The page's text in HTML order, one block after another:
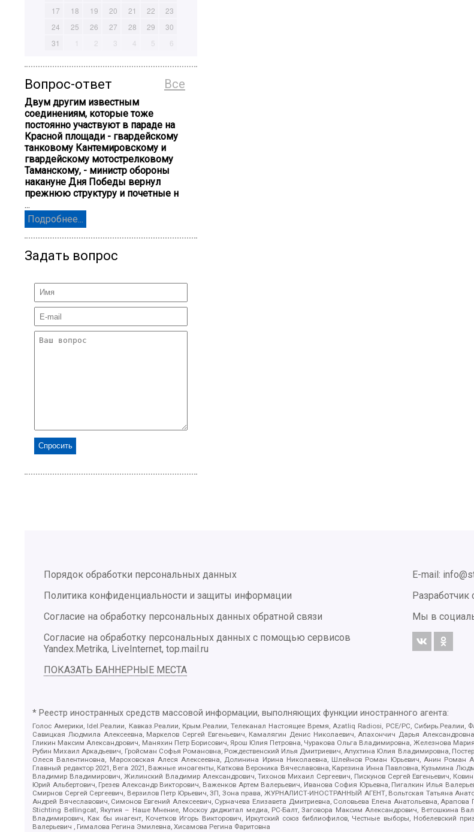
17
18 19 20 21 22
23
24
25 26 27 28 29
30
31
1 2 3 4 5 6
Все
Вопрос-ответ
Двум другим известным
соединениям, которые тоже
постоянно участвуют в параде на
Красной площади - гвардейскому
танковому Кантемировскому и
гвардейскому мотострелковому
Таманскому, - министр обороны
накануне Дня Победы вернул
прежнюю структуру и почетные н
...
Подробнее...
Задать вопрос
Порядок обработки персональных данных
Политика конфиденциальности и защиты информации
Согласие на обработку персональных данных обратной связи
Согласие на обработку персональных данных с помощью сервисов
Yandex.Metrika, LiveInternet, top.mail.ru
ПОКАЗАТЬ БАННЕРНЫЕ МЕСТА
E-mail:
Разработчик
Мы в
* Реестр иностранных средств массовой информации, выполняющих функции иностранного агента:
Голос Америки, Idel.Реалии, Кавказ.Реалии, Крым.Реалии, Телеканал Настоящее Время, Azatliq Radiosi, PCE/PC, Сибирь.Реалии,
Савицкая Людмила Алексеевна, Маркелов Сергей Евгеньевич, Камалягин Денис Николаевич, Апахончич Дарья
Гликин Максим Александрович, Маняхин Петр Борисович, Ярош Юлия Петровна, Чуракова Ольга Владимировна, Железнова
Рубин Михаил Аркадьевич, Гройсман Софья Романовна, Рождественский Илья Дмитриевич, Апухтина Юлия Владимировна,
Олеся Валентиновна, Мароховская Алеся Алексеевна, Долинина Ирина Николаевна, Шлейнов Роман Юрьевич, Анин Роман
Главный редактор 2021, Вега 2021, Важные иноагенты, Каткова Вероника Вячеславовна, Карезина Инна Павловна, Кузьмина
Владимир Владимирович, Жилинский Владимир Александрович, Тихонов Михаил Сергеевич, Пискунов Сергей Евгеньевич,
Юрий Альбертович, Грезев Александр Викторович, Важенков Артем Валерьевич, Иванова София Юрьевна, Пигалкин Илья
Смирнов Сергей Сергеевич, Верзилов Петр Юрьевич, ЗП, Зона права, ЖУРНАЛИСТ-ИНОСТРАННЫЙ АГЕНТ, Вольтская Татьяна
Андрей Вячеславович, Симонов Евгений Алексеевич, Сурначева Елизавета Дмитриевна, Соловьева Елена Анатольевна,
Stichting Bellingcat, Якутия – Наше Мнение, Москоу диджитал медиа, РС-Балт, Заговора Максим Александрович, Ветошкина
Владимирович, Как бы инагент, Кочетков Игорь Викторович, Иркутский союз библиофилов, Честные выборы, Нобелевский
Валерьевич , Гималова Регина Эмилевна, Хисамова Регина Фаритовна